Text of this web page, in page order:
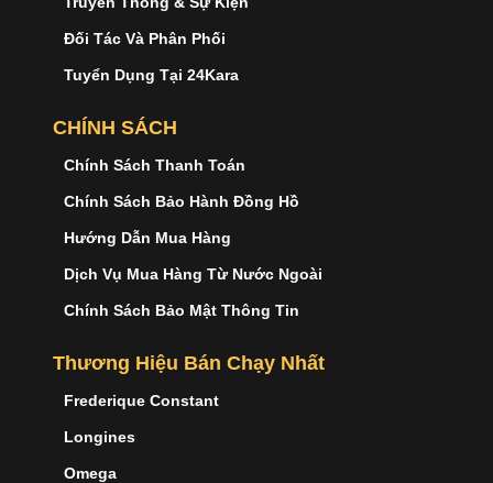
Đối Tác Và Phân Phối
Tuyển Dụng Tại 24Kara
CHÍNH SÁCH
Chính Sách Thanh Toán
Chính Sách Bảo Hành Đồng Hồ
Hướng Dẫn Mua Hàng
Dịch Vụ Mua Hàng Từ Nước Ngoài
Chính Sách Bảo Mật Thông Tin
Thương Hiệu Bán Chạy Nhất
Frederique Constant
Longines
Omega